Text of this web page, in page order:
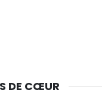
DE CŒUR